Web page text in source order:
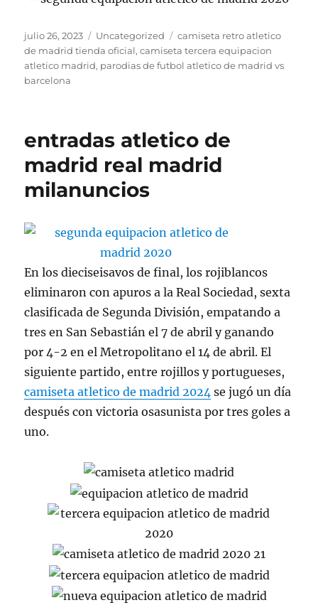
Publicado
el
julio 26, 2023 Categorías
Uncategorized Etiquetas
camiseta retro atletico
de madrid tienda oficial,camiseta tercera equipacion
atletico madrid, parodias de futbol atletico de madrid vs
barcelona
entradas atletico de
madrid real madrid
milanuncios
En los dieciseisavos de final, los rojiblancos
eliminaron con apuros a la Real Sociedad, sexta
clasificada de Segunda División, empatando a
tres en San Sebastián el 7 de abril y ganando
por 4-2 en el Metropolitano el 14 de abril. El
siguiente partido, entre rojillos y portugueses,
camiseta atletico de madrid 2024 se jugó un día
después con victoria osasunista por tres goles a
uno.